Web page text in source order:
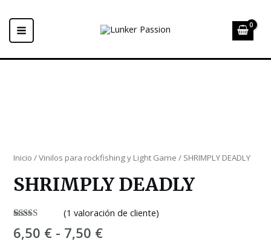
contenido
MAIN
MENU
Inicio /Vinilos para rockfishing y Light Game / SHRIMPLY DEADLY
SHRIMPLY DEADLY
con5.00de
(1 valoración de cliente)
6,50 € - 7,50 €Rango